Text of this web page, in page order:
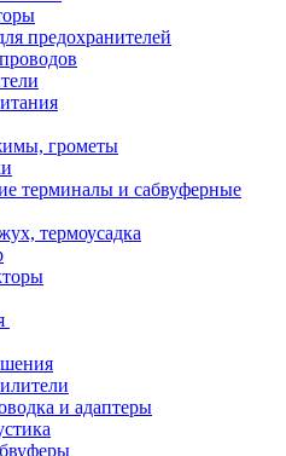
предохранителей
грометы
терминалы и сабвуферные
термоусадка
и адаптеры